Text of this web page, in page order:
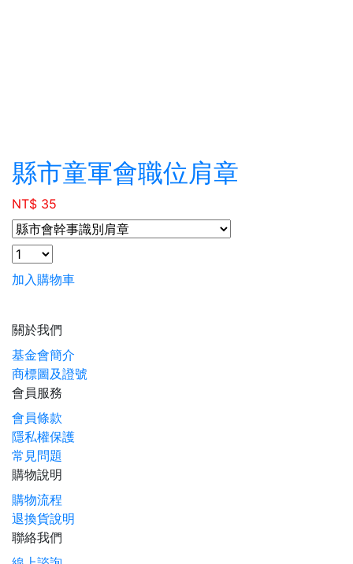
縣市童軍會職位肩章
NT$ 35
加入購物車
關於我們
基金會簡介
商標圖及證號
會員服務
會員條款
隱私權保護
常見問題
購物說明
購物流程
退換貨說明
聯絡我們